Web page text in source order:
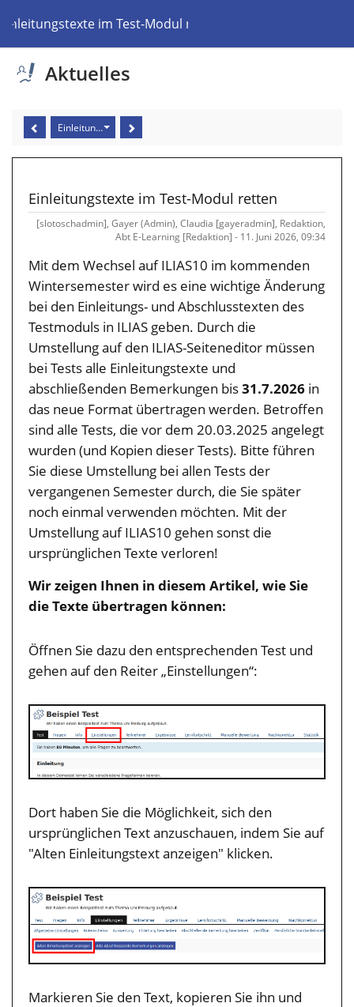
Einleitungstexte im Test-Modul retten
Aktuelles
Einleitungstexte im Test-Modul retten
Einleitungstexte im Test-Modul retten
[slotoschadmin], Gayer (Admin), Claudia [gayeradmin], Redaktion,
Abt E-Learning [Redaktion] - 11. Juni 2026, 09:34
Mit dem Wechsel auf ILIAS10 im kommenden
Wintersemester wird es eine wichtige Änderung
bei den Einleitungs- und Abschlusstexten des
Testmoduls in ILIAS geben. Durch die
Umstellung auf den ILIAS-Seiteneditor müssen
bei Tests alle Einleitungstexte und
abschließenden Bemerkungen bis31.7.2026 in
das neue Format übertragen werden. Betroffen
sind alle Tests, die vor dem 20.03.2025 angelegt
wurden (und Kopien dieser Tests). Bitte führen
Sie diese Umstellung bei allen Tests der
vergangenen Semester durch, die Sie später
noch einmal verwenden möchten. Mit der
Umstellung auf ILIAS10 gehen sonst die
ursprünglichen Texte verloren!
Wir zeigen Ihnen in diesem Artikel, wie Sie
die Texte übertragen können:
Öffnen Sie dazu den entsprechenden Test und
gehen auf den Reiter „Einstellungen“:
Dort haben Sie die Möglichkeit, sich den
ursprünglichen Text anzuschauen, indem Sie auf
"Alten Einleitungstext anzeigen" klicken.
Markieren Sie den Text, kopieren Sie ihn und